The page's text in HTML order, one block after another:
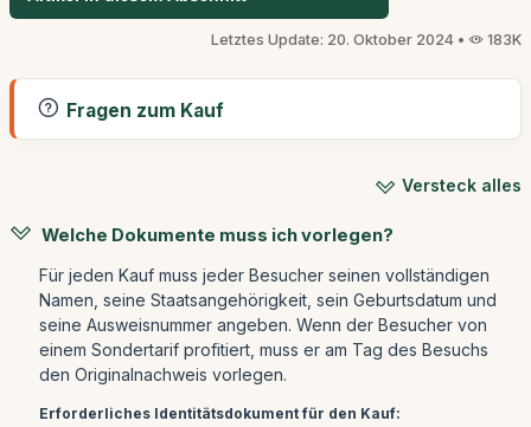
Letztes Update: 20. Oktober 2024 • 183K
Fragen zum Kauf
Versteck alles
Welche Dokumente muss ich vorlegen?
Für jeden Kauf muss jeder Besucher seinen vollständigen
Namen, seine Staatsangehörigkeit, sein Geburtsdatum und
seine Ausweisnummer angeben. Wenn der Besucher von
einem Sondertarif profitiert, muss er am Tag des Besuchs
den Originalnachweis vorlegen.
Erforderliches Identitätsdokument für den Kauf: